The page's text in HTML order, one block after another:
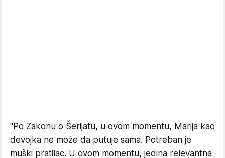
"Po Zakonu o Šerijatu, u ovom momentu, Marija kao
devojka ne može da putuje sama. Potreban je
muški pratilac. U ovom momentu, jedina relevantna